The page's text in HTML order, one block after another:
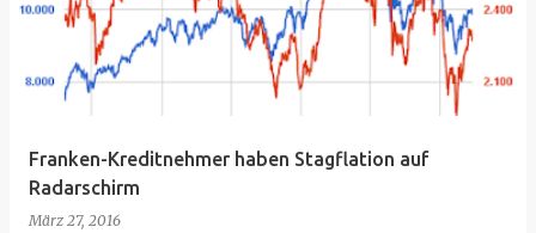
Franken-Kreditnehmer haben Stagflation auf
Radarschirm
März 27, 2016